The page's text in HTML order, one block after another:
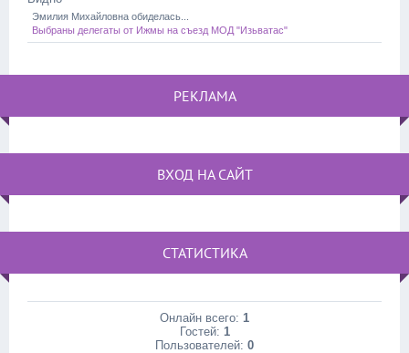
Эмилия Михайловна обиделась...
Выбраны делегаты от Ижмы на съезд МОД "Изьватас"
РЕКЛАМА
ВХОД НА САЙТ
СТАТИСТИКА
Онлайн всего: 1
Гостей: 1
Пользователей: 0